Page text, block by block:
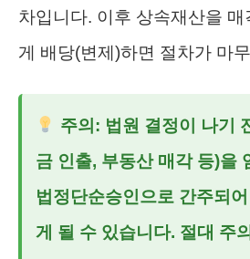
차입니다. 이후 상속재산을
게 배당(변제)하면 절차가 마
주의: 법원 결정이 나기
금 인출, 부동산 매각 등)을
법정단순승인으로 간주되
게 될 수 있습니다. 절대 주